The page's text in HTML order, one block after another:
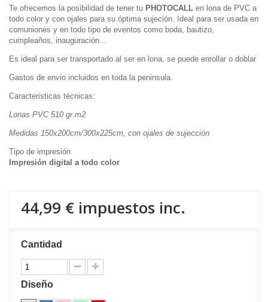
Te ofrecemos la posibilidad de tener tu PHOTOCALL en lona de PVC a
todo color y con ojales para su óptima sujeción. Ideal para ser usada en
comuniones y en todo tipo de eventos como boda, bautizo,
cumpleaños, inauguración...
Es ideal para ser transportado al ser en lona, se puede enrollar o doblar
Gastos de envio incluidos en toda la peninsula.
Caracteristicas técnicas:
Lonas PVC 510 gr.m2
Medidas 150x200cm/300x225cm, con ojales de sujección
Tipo de impresión
Impresión digital a todo color
44,99 € impuestos inc.
Cantidad
Diseño